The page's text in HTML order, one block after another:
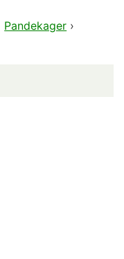
Pandekager ›